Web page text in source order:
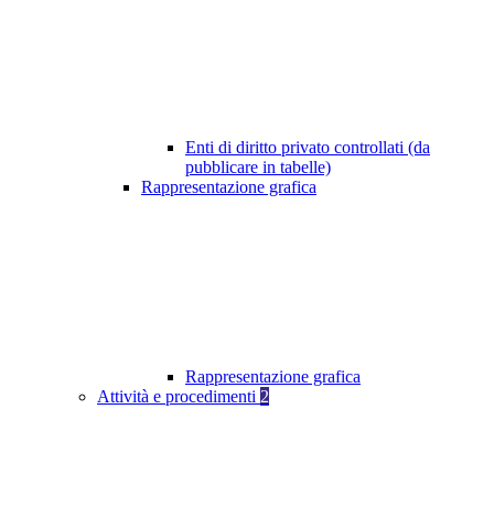
Enti di diritto privato controllati (da
pubblicare in tabelle)
Rappresentazione grafica
Rappresentazione grafica
Attività e procedimenti 2